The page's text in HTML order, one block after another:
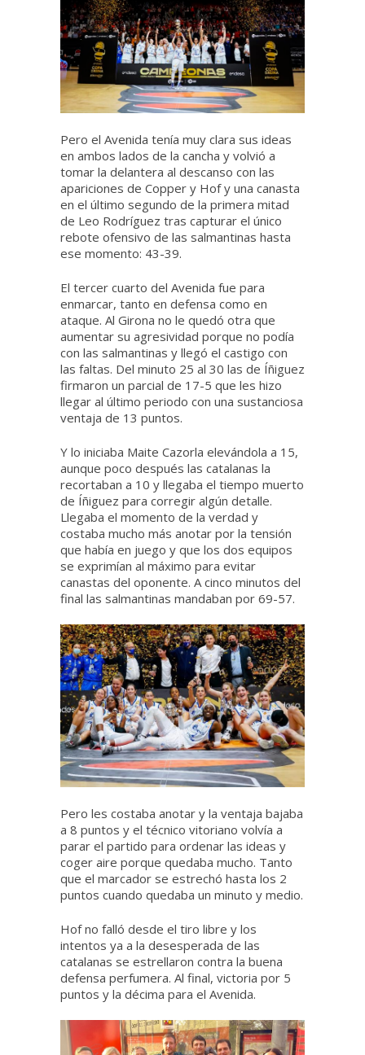
Pero el Avenida tenía muy clara sus ideas
en ambos lados de la cancha y volvió a
tomar la delantera al descanso con las
apariciones de Copper y Hof y una canasta
en el último segundo de la primera mitad
de Leo Rodríguez tras capturar el único
rebote ofensivo de las salmantinas hasta
ese momento: 43-39.
El tercer cuarto del Avenida fue para
enmarcar, tanto en defensa como en
ataque. Al Girona no le quedó otra que
aumentar su agresividad porque no podía
con las salmantinas y llegó el castigo con
las faltas. Del minuto 25 al 30 las de Íñiguez
firmaron un parcial de 17-5 que les hizo
llegar al último periodo con una sustanciosa
ventaja de 13 puntos.
Y lo iniciaba Maite Cazorla elevándola a 15,
aunque poco después las catalanas la
recortaban a 10 y llegaba el tiempo muerto
de Íñiguez para corregir algún detalle.
Llegaba el momento de la verdad y
costaba mucho más anotar por la tensión
que había en juego y que los dos equipos
se exprimían al máximo para evitar
canastas del oponente. A cinco minutos del
final las salmantinas mandaban por 69-57.
Pero les costaba anotar y la ventaja bajaba
a 8 puntos y el técnico vitoriano volvía a
parar el partido para ordenar las ideas y
coger aire porque quedaba mucho. Tanto
que el marcador se estrechó hasta los 2
puntos cuando quedaba un minuto y medio.
Hof no falló desde el tiro libre y los
intentos ya a la desesperada de las
catalanas se estrellaron contra la buena
defensa perfumera. Al final, victoria por 5
puntos y la décima para el Avenida.